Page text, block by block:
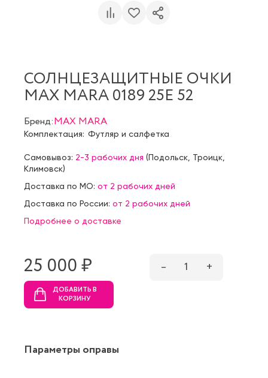
СОЛНЦЕЗАЩИТНЫЕ ОЧКИ
MAX MARA 0189 25E 52
Бренд:MAX MARA
Комплектация: Футляр и салфетка
Самовывоз: 2-3 рабочих дня (Подольск Троицк
Климовск)
Доставка по МО: от 2 рабочих дней
Доставка по России: от 2 рабочих дней
Подробнее о доставке
25 000 ₷ – 1 +
ДОБАВИТЬ В
КОРЗИНУ
Параметры оправы